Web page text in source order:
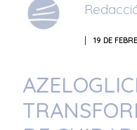
| 19 DE